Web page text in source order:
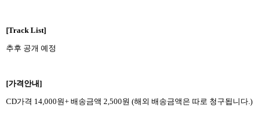
[Track List]
추후 공개 예정
[가격안내]
CD가격 14,000원+ 배송금액 2,500원 (해외 배송금액은 따로 청구됩니다 .)